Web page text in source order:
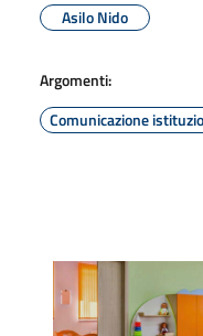
Asilo Nido
Argomenti:
Comunicazione